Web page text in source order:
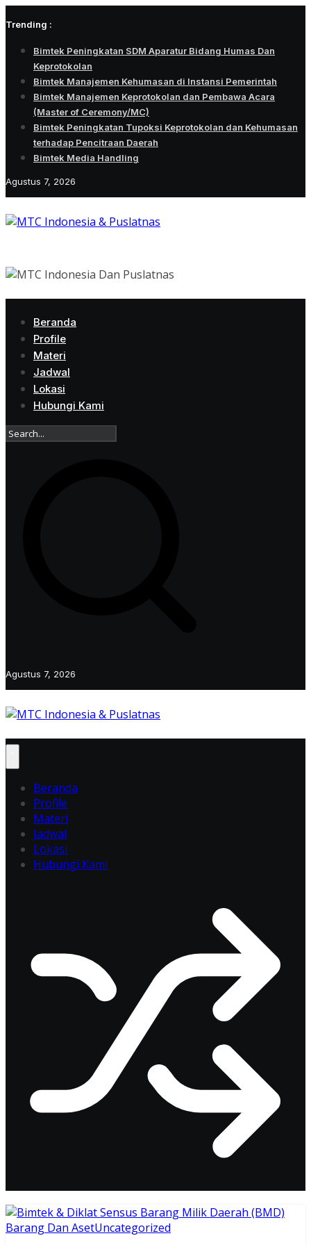
to
Trending :
Bimtek Peningkatan SDM Aparatur Bidang Humas Dan
Keprotokolan
Bimtek Manajemen Kehumasan di Instansi Pemerintah
Bimtek Manajemen Keprotokolan dan Pembawa Acara
(Master of Ceremony/MC)
Bimtek Peningkatan Tupoksi Keprotokolan dan Kehumasan
terhadap Pencitraan Daerah
Bimtek Media Handling
Agustus 7, 2026
Beranda
Profile
Materi
Jadwal
Lokasi
Hubungi Kami
Agustus 7, 2026
Beranda
Profile
Materi
Jadwal
Lokasi
Hubungi Kami
Barang Dan AsetUncategorized